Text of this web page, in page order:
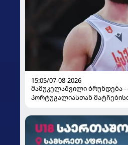
15:05/07-08-2026
მამუკელაშვილი ბრუნდება
პორტუგალიასთან